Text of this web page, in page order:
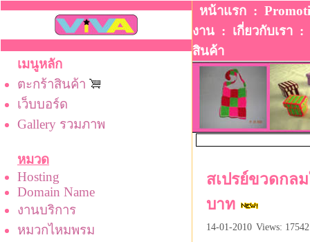
เมนูหลัก
ตะกร้าสินค้า
เว็บบอร์ด
Gallery รวมภาพ
หมวด
Hosting
Domain Name
งานบริการ
หมวกไหมพรม
หน้าแรก :
งาน : เกี่ยวกับเรา :
สินค้า
สเปรย์ขวดกล
บาท
14-01-2010 Views: 17542